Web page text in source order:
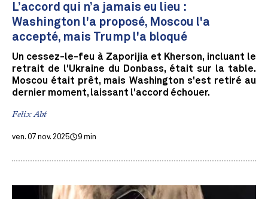
L’accord qui n’a jamais eu lieu :
Washington l'a proposé, Moscou l'a
accepté, mais Trump l'a bloqué
Un cessez-le-feu à Zaporijia et Kherson, incluant le
retrait de l'Ukraine du Donbass, était sur la table.
Moscou était prêt, mais Washington s'est retiré au
dernier moment, laissant l'accord échouer.
Felix Abt
ven. 07 nov. 2025 9 min